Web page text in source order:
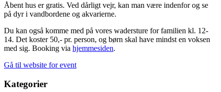
Åbent hus er gratis. Ved dårligt vejr, kan man være indenfor og se
på dyr i vandbordene og akvarierne.
Du kan også komme med på vores wadersture for familien kl. 12-
14. Det koster 50,- pr. person, og børn skal have mindst en voksen
med sig. Booking via hjemmesiden.
Gå til website for event
Kategorier